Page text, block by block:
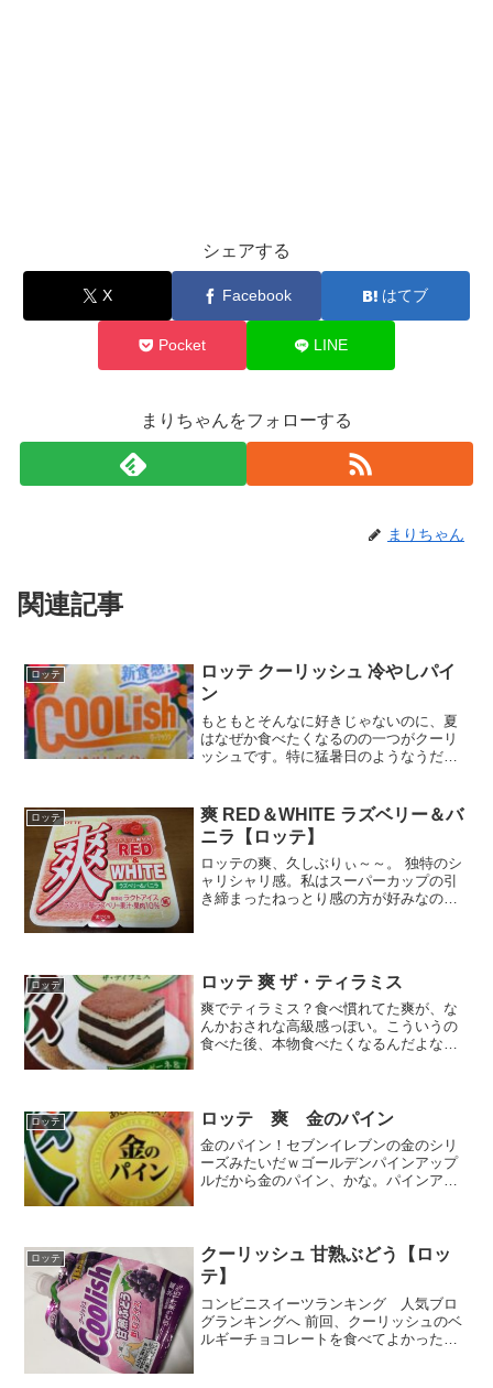
シェアする
X Facebook はてブ
Pocket LINE
まりちゃんをフォローする
まりちゃん
関連記事
ロッテ
ロッテ クーリッシュ 冷やしパイ
ン
もともとそんなに好きじゃないのに、夏
はなぜか食べたくなるのの一つがクーリ
ッシュです。特に猛暑日のようなうだる
です。でもって、今回はこれ冷やしパイ
ンパインとパイナップル何...
ロッテ
爽 RED＆WHITE ラズベリー＆バ
ニラ【ロッテ】
ロッテの爽、久しぶりぃ～～。 独特のシ
ャリシャリ感。私はスーパーカップの引
き締まったねっとり感の方が好みなので
ロッテ ロッテ 爽 ザ・ティラミス
爽でティラミス？食べ慣れてた爽が、な
んかおされな高級感っぽい。こういうの
食べた後、本物食べたくなるんだよなぁ
決まりのカロリー糖質いつ...
ロッテ ロッテ 爽 金のパイン
金のパイン！セブンイレブンの金のシリ
ーズみたいだｗゴールデンパインアップ
ルだから金のパイン、かな。パインアッ
あるねぇ。－18℃以下で保...
ロッテ
クーリッシュ 甘熟ぶどう【ロッ
テ】
コンビニスイーツランキング 人気ブロ
グランキングへ 前回、クーリッシュのベ
ルギーチョコレートを食べてよかったの